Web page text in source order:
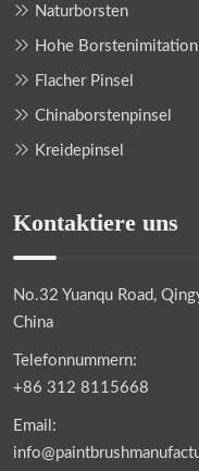
Naturborsten
Hohe Borstenimitation
Flacher Pinsel
Chinaborstenpinsel
Kreidepinsel
Kontaktiere uns
No.32 Yuanqu Road,
China
Telefonnummern:
+86 312 8115668
Email: